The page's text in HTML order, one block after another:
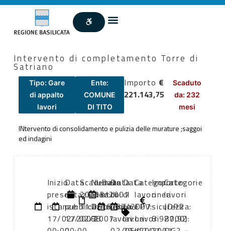
Intervento di completamento Torre di
Satriano
Tipo: Gare
di appalto
lavori
Ente:
COMUNE
DI TITO
Importo €
221.143,75
Scaduto
da: 232
mesi
INtervento di consolidamento e pulizia delle murature ;saggoi
ed indagini
Inizio
presentazione
istanze:
17/02/2007
Data
di
pubblicazione:
17/02/2007
Scadenza:
20/03/2007
11:00
Numero
atto:
Determina
88
Data
atto:
16/02/2007
Data
di
inizio
lavori:
Data
di
fine
lavori:
Categoria
lavori
CPV:
Lavori
Importo
oneri
sicurezza:
8.987,92
Categorie
lavori
(DPR
2000):